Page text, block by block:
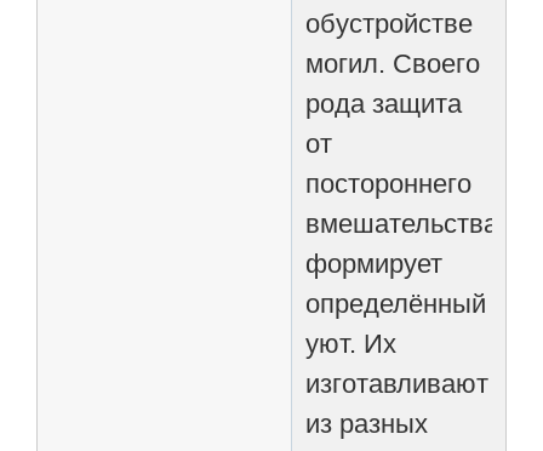
обустройстве
могил. Своего
рода защита
от
постороннего
вмешательства,
формирует
определённый
уют. Их
изготавливают
из разных